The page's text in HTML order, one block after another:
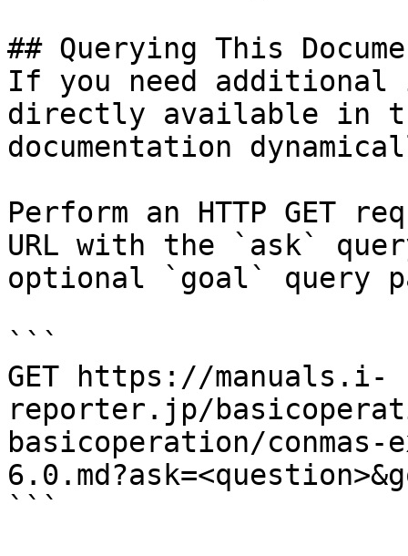
## Querying This
If you need
directly available in
documentation
Perform an HTTP GET
URL with the `ask`
optional `goal` query
```
GET https://manuals.i-
reporter.jp/
basicoperation/
```